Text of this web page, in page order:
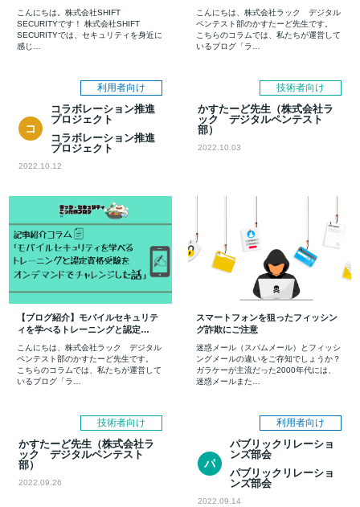
こんにちは。株式会社SHIFT
SECURITYです！ 株式会社SHIFT
SECURITYでは、セキュリティを身近に
感じ…
利用者向け
コ
ラ
レ
ョ
進
プ
ロ
ジ
ェ
ト
コラボレーション推進
プロジェクト
コラボレーション推進
プロジェクト
2022.10.12
こんにちは、株式会社ラック デジタル
ペンテスト部のかすたーど先生です。
こちらのコラムでは、私たちが運営して
いるブログ「ラ…
技術者向け
かすたーど先生（株式会社ラ
ック デジタルペンテスト
部）
2022.10.03
【ブログ紹介】モバイルセキュリテ
ィを学べるトレーニングと認定…
こんにちは、株式会社ラック デジタル
ペンテスト部のかすたーど先生です。
こちらのコラムでは、私たちが運営して
いるブログ「ラ…
技術者向け
かすたーど先生（株式会社ラ
ック デジタルペンテスト
部）
2022.09.26
スマートフォンを狙ったフィッシン
グ詐欺にご注意
迷惑メール（スパムメール）とフィッシ
ングメールの違いをご存知でしょうか？
ガラケーが主流だった2000年代には、
迷惑メールまた…
利用者向け
パ
ブ
ッ
パブリックリレーショ
ンズ部会
パブリックリレーショ
ンズ部会
2022.09.14